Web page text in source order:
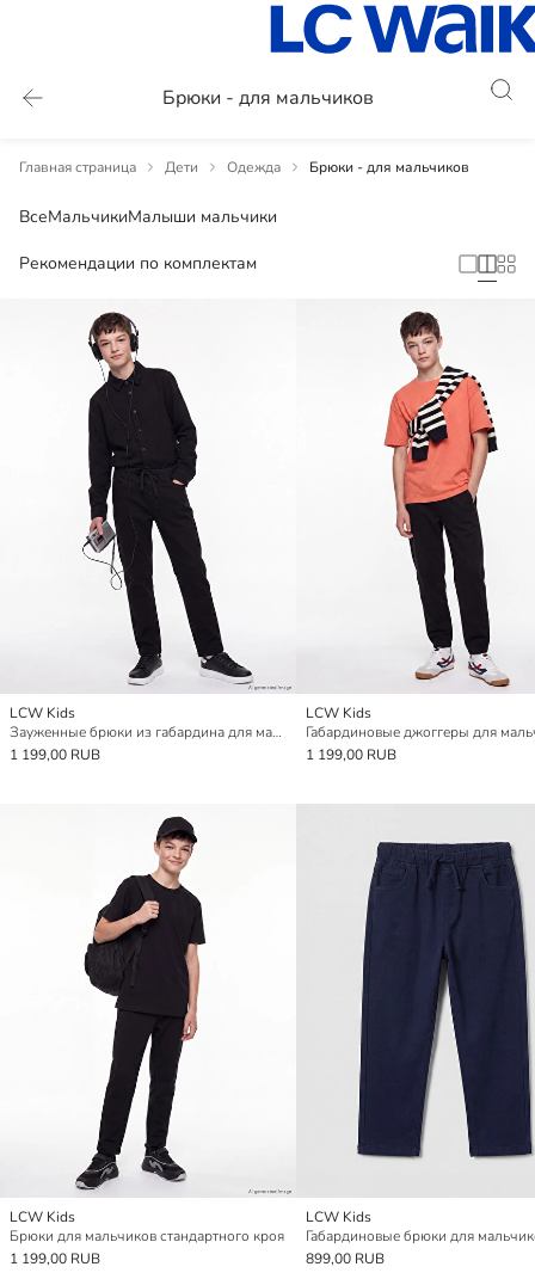
Брюки - для мальчиков
Главная страница Дети Одежда Брюки - для мальчиков
ВсеМальчикиМалыши мальчики
Рекомендации по комплектам
LCW Kids
Зауженные брюки из габардина для мальчиков
1 199,00 RUB
LCW Kids
Габардиновые джоггеры для
1 199,00 RUB
LCW Kids
Брюки для мальчиков стандартного кроя
1 199,00 RUB
LCW Kids
Габардиновые брюки для
899,00 RUB